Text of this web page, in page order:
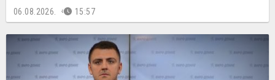
06.08.2026. 15:57